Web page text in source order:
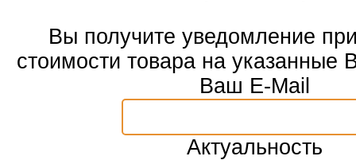
Вы получите уведомление
стоимости товара на указанные
Ваш E-Mail
Актуальность